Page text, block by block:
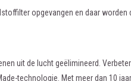
opgevangen en daar
uit de lucht geëlimineerd.
technologie. Met meer dan 10